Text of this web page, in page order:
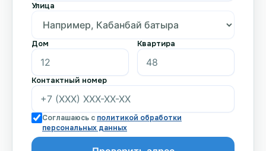
Улица
Дом Квартира
Контактный номер
Соглашаюсь с политикой обработки
персональных данных